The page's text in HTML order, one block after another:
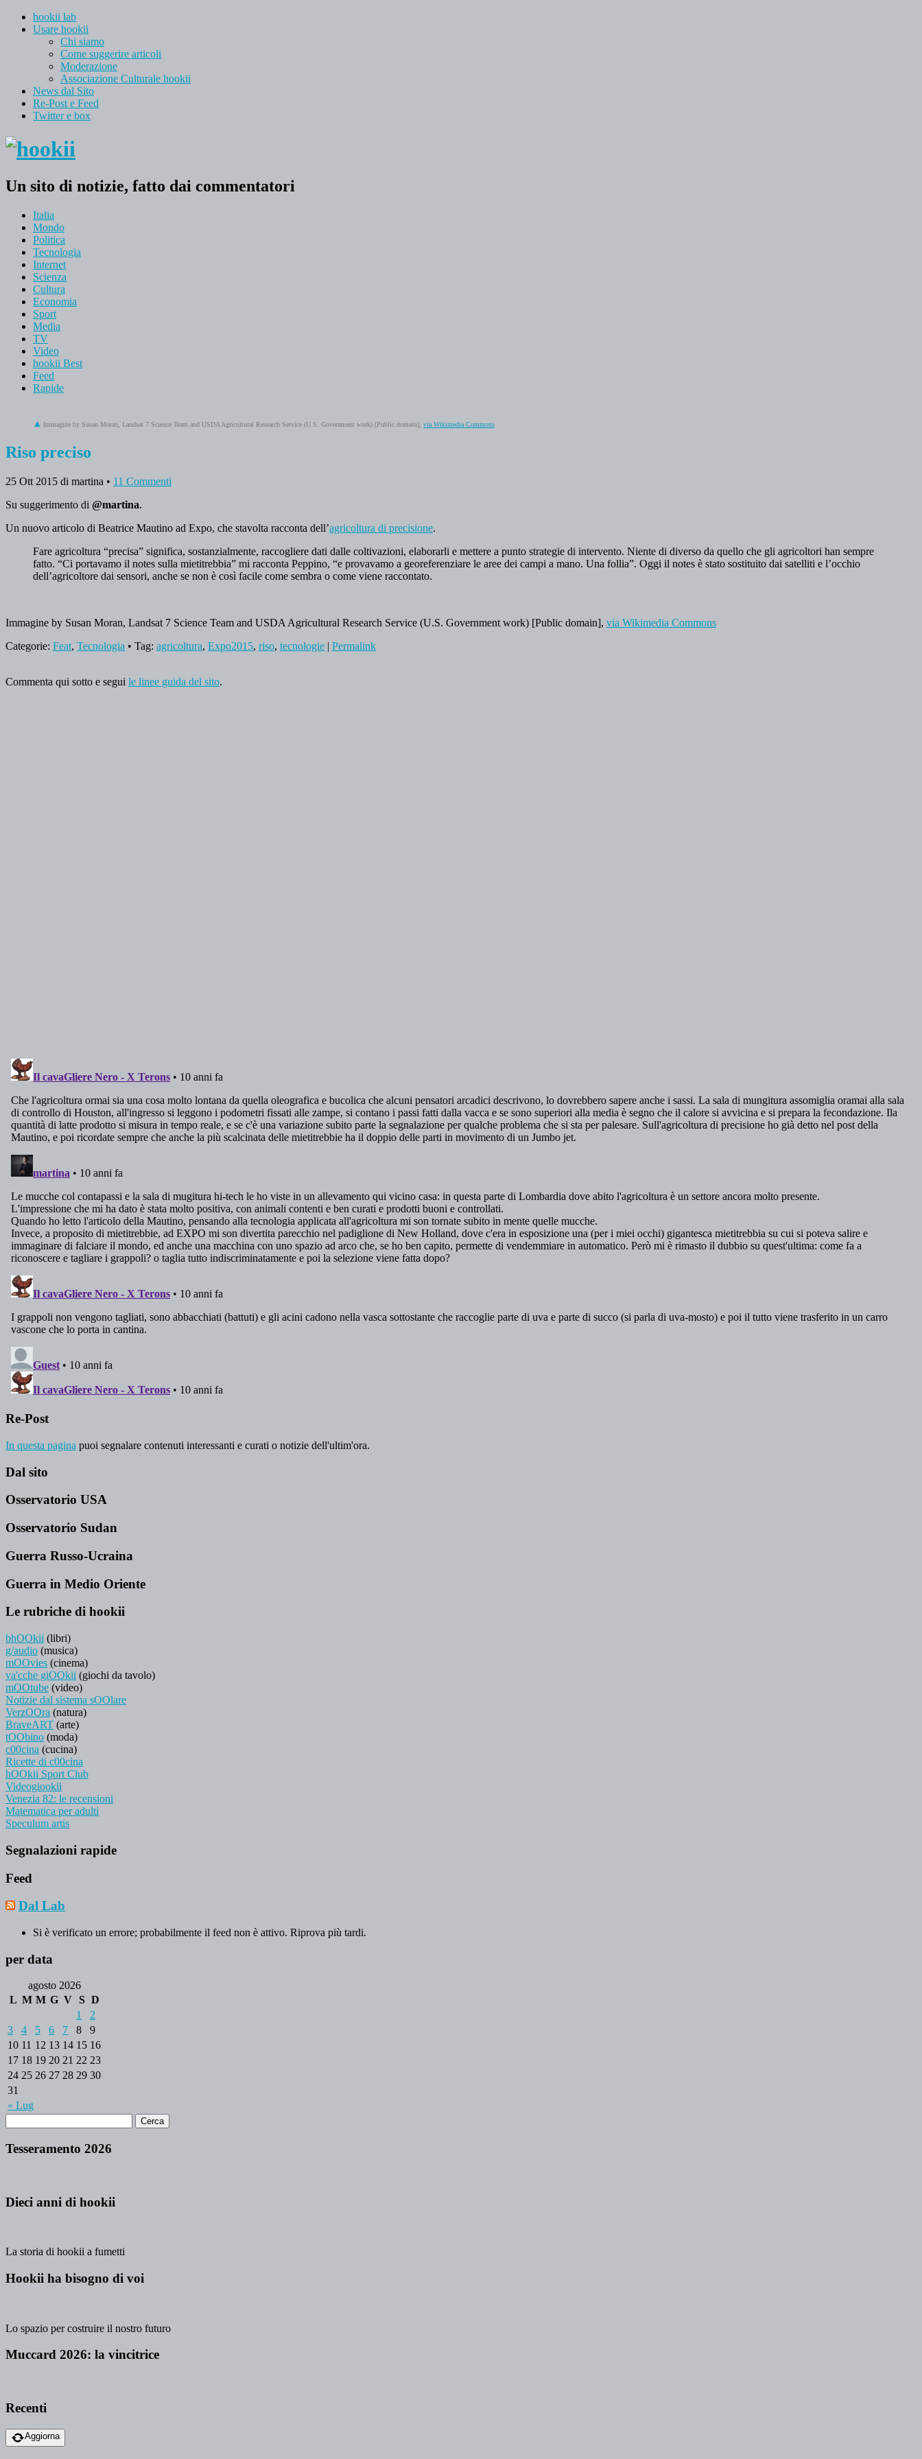
hookii lab
Usare hookii
Chi siamo
Come suggerire articoli
Moderazione
Associazione Culturale hookii
News dal Sito
Re-Post e Feed
Twitter e box
Un sito di notizie, fatto dai commentatori
Italia
Mondo
Politica
Tecnologia
Internet
Scienza
Cultura
Economia
Sport
Media
TV
Video
hookii Best
Feed
Rapide
Immagine by Susan Moran, Landsat 7 Science Team and USDA Agricultural Research Service (U.S. Government work) [Public domain], via Wikimedia Commons
Riso preciso
25 Ott 2015 di martina • 11 Commenti
Su suggerimento di @martina.
Un nuovo articolo di Beatrice Mautino ad Expo, che stavolta racconta dell’agricoltura di precisione.
Fare agricoltura “precisa” significa, sostanzialmente, raccogliere dati dalle coltivazioni, elaborarli e mettere a punto strategie di intervento. Niente di diverso da quello che gli agricoltori han sempre
fatto. “Ci portavamo il notes sulla mietitrebbia” mi racconta Peppino, “e provavamo a georeferenziare le aree dei campi a mano. Una follia”. Oggi il notes è stato sostituito dai satelliti e l’occhio
dell’agricoltore dai sensori, anche se non è così facile come sembra o come viene raccontato.
Immagine by Susan Moran, Landsat 7 Science Team and USDA Agricultural Research Service (U.S. Government work) [Public domain], via Wikimedia Commons
Categorie: Feat, Tecnologia • Tag: agricoltura, Expo2015, riso, tecnologie | Permalink
Commenta qui sotto e segui le linee guida del sito.
Re-Post
In questa pagina puoi segnalare contenuti interessanti e curati o notizie dell'ultim'ora.
Dal sito
Osservatorio USA
Osservatorio Sudan
Guerra Russo-Ucraina
Guerra in Medio Oriente
Le rubriche di hookii
bhOOkii (libri)
g/audio (musica)
mOOvies (cinema)
va'cche giOOkii (giochi da tavolo)
mOOtube (video)
Notizie dal sistema sOOlare
VerzOOra (natura)
BraveART (arte)
tOObino (moda)
c00cina (cucina)
Ricette di c00cina
hOOkii Sport Club
Videogiookii
Venezia 82: le recensioni
Matematica per adulti
Speculum artis
Segnalazioni rapide
Feed
Dal Lab
Si è verificato un errore; probabilmente il feed non è attivo. Riprova più tardi.
per data
agosto 2026
L M M G V S D
« Lug
1
2
3
4 5 6 7 8
9
10 11 12 13 14 15 16
17 18 19 20 21 22 23
24 25 26 27 28 29 30
31
Tesseramento 2026
Dieci anni di hookii
La storia di hookii a fumetti
Hookii ha bisogno di voi
Lo spazio per costruire il nostro futuro
Muccard 2026: la vincitrice
Recenti
Aggiorna